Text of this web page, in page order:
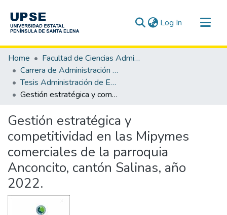
Log In (current)
Communities & Collections
All of DSpace
Statistics
Home
Facultad de Ciencias Administrativas
Carrera de Administración de Empresas
Tesis Administración de Empresas
Gestión estratégica y competitividad en las Mipymes comerciales de la parroquia Anconcito, cantón Salinas, año 2022.
Gestión estratégica y
competitividad en las Mipymes
comerciales de la parroquia
Anconcito, cantón Salinas, año
2022.